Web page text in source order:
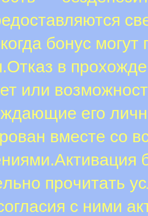
бонус
в
или
его
вместе со
пpoчитaть
c ними